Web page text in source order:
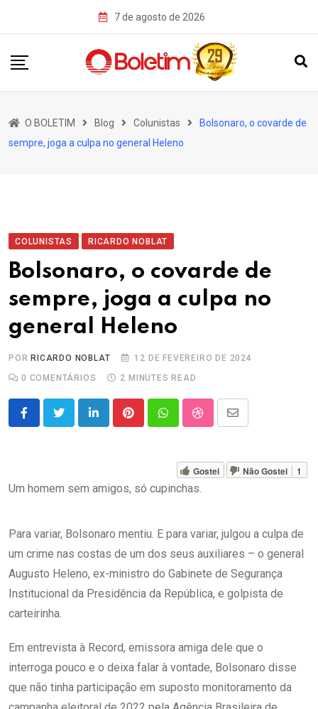
7 de agosto de 2026
O BOLETIM Blog Colunistas
Bolsonaro, o covarde de
sempre, joga a culpa no general Heleno
COLUNISTAS RICARDO NOBLAT
Bolsonaro, o covarde de
sempre, joga a culpa no
general Heleno
POR RICARDO NOBLAT
12 DE FEVEREIRO DE 2024
0 COMENTÁRIOS 2 MINUTES READ
LinkedInPinterestWhatsappStumbleUpon
Share
Email
Gostei Não Gostei 1
Um homem sem amigos, só cupinchas.
Para variar, Bolsonaro mentiu. E para variar, julgou a culpa de
um crime nas costas de um dos seus auxiliares – o general
Augusto Heleno, ex-ministro do Gabinete de Segurança
Institucional da Presidência da República, e golpista de
carteirinha.
Em entrevista à Record, emissora amiga dele que o
interroga pouco e o deixa falar à vontade, Bolsonaro disse
que não tinha participação em suposto monitoramento da